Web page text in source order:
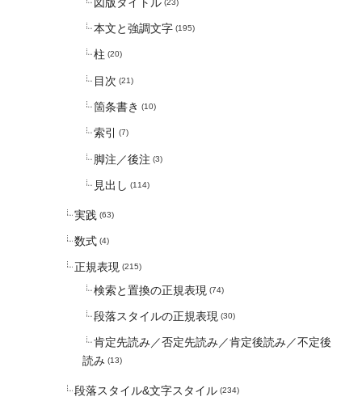
(23)
本文と強調文字 (195)
柱 (20)
目次 (21)
箇条書き (10)
索引 (7)
脚注／後注 (3)
見出し (114)
実践 (63)
数式 (4)
正規表現 (215)
検索と置換の正規表現 (74)
段落スタイルの正規表現 (30)
肯定先読み／否定先読み／肯定後読み／不定後
読み (13)
段落スタイル&文字スタイル (234)